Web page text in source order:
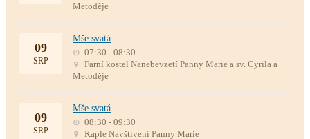
Metoděje
09
SRP
Mše svatá
07:30 - 08:30
Farní kostel Nanebevzetí Panny Marie a sv. Cyrila a
Metoděje
09
SRP
Mše svatá
08:30 - 09:30
Kaple Navštívení Panny Marie